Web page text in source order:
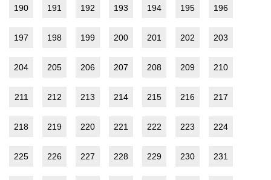
190 191 192 193 194 195 196
197 198 199 200 201 202 203
204 205 206 207 208 209 210
211 212 213 214 215 216 217
218 219 220 221 222 223 224
225 226 227 228 229 230 231